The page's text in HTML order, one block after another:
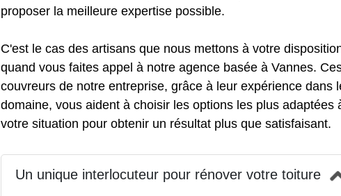
proposer la meilleure expertise possible.
C'est le cas des artisans que nous mettons à votre
quand vous faites appel à notre agence basée à Vannes.
couvreurs de notre entreprise, grâce à leur expérience dans
domaine, vous aident à choisir les options les plus adaptées
votre situation pour obtenir un résultat plus que satisfaisant.
Un unique interlocuteur pour rénover votre toiture